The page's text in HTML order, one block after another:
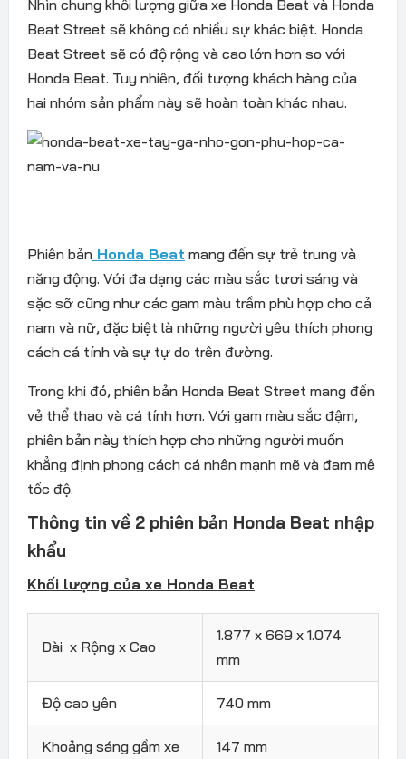
Nhìn chung khối lượng giữa xe Honda Beat và Honda
Beat Street sẽ không có nhiều sự khác biệt. Honda
Beat Street sẽ có độ rộng và cao lớn hơn so với
Honda Beat. Tuy nhiên, đối tượng khách hàng của
hai nhóm sản phẩm này sẽ hoàn toàn khác nhau.
Phiên bảnHonda Beat mang đến sự trẻ trung và
năng động. Với đa dạng các màu sắc tươi sáng và
sặc sỡ cũng như các gam màu trầm phù hợp cho cả
nam và nữ, đặc biệt là những người yêu thích phong
cách cá tính và sự tự do trên đường.
Trong khi đó, phiên bản Honda Beat Street mang đến
vẻ thể thao và cá tính hơn. Với gam màu sắc đậm,
phiên bản này thích hợp cho những người muốn
khẳng định phong cách cá nhân mạnh mẽ và đam mê
tốc độ.
Thông tin về 2 phiên bản Honda Beat nhập
khẩu
Khối lượng của xe Honda Beat
Dài x Rộng x Cao
1.877 x 669 x 1.074
mm
Độ cao yên 740 mm
Khoảng sáng gầm xe 147 mm